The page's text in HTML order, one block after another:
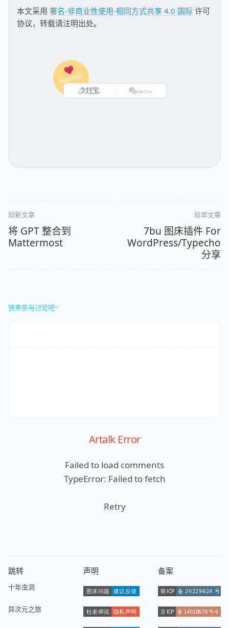
本文采用 署名-非商业性使用-相同方式共享 4.0 国际 许可
协议，转载请注明出处。
较新文章
将 GPT 整合到
Mattermost
较早文章
7bu 图床插件 For
WordPress/Typecho
分享
快来参与讨论吧~
Artalk Error
Failed to load comments
TypeError: Failed to fetch
Retry
跳转
十年虫洞
异次元之旅
声明 备案